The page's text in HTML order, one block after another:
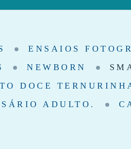
ENSAIOS
NEWBORN
DOCE
ADULTO.